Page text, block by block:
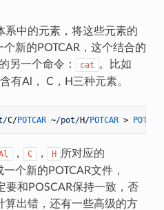
系中的元素，将这些元素的
个新的POTCAR，这个结合的
另一个命令：
cat
。比如
有Al， C，H三种元素。
C/POTCAR ~/pot/H/POTCAR > POTCAR
， C ， H 所对应的
个新的POTCAR文件，
要和POSCAR保持一致，否
算出错，还有一些高级的方